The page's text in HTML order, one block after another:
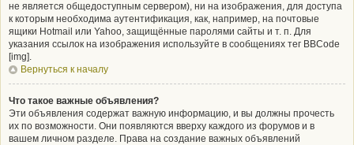
не является общедоступным сервером), ни на изображения, для доступа
к которым необходима аутентификация, как, например, на почтовые
ящики Hotmail или Yahoo, защищённые паролями сайты и т. п. Для
указания ссылок на изображения используйте в сообщениях тег BBCode
[img].
Вернуться к началу
Что такое важные объявления?
Эти объявления содержат важную информацию, и вы должны прочесть
их по возможности. Они появляются вверху каждого из форумов и в
вашем личном разделе. Права на создание важных объявлений